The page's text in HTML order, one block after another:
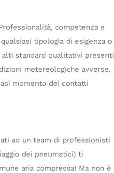
competenza e
tipologia di esigenza o
standard qualitativi presenti
metereologiche avverse.
momento dei contatti
ad un team di professionisti
dei pneumatici) ti
aria compressa! Ma non è